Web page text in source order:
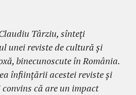
Târziu, sînteţi
unei reviste de cultură şi
binecunoscute în România.
înfiinţării acestei reviste şi
că are un impact